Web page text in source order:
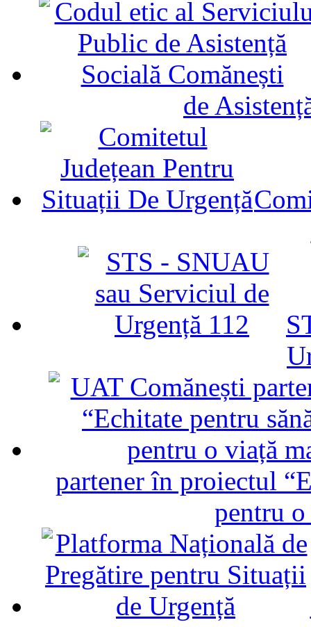
de
partener în proiectul
pentru